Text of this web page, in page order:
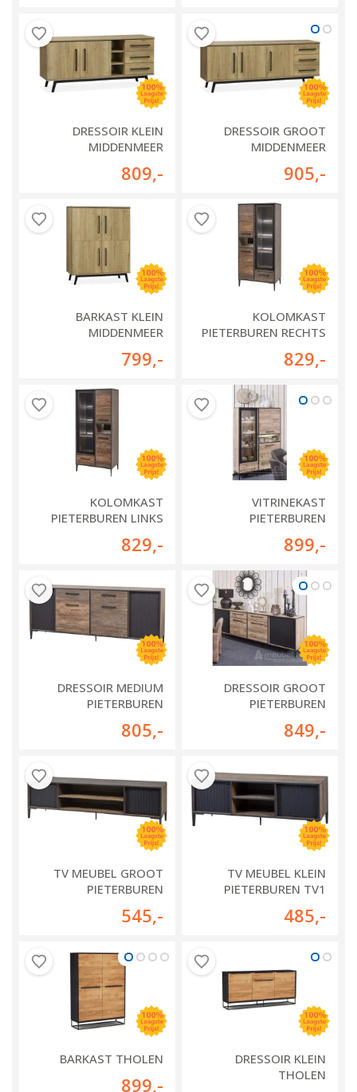
DRESSOIR KLEIN
MIDDENMEER
809,-
DRESSOIR GROOT
MIDDENMEER
905,-
BARKAST KLEIN
MIDDENMEER
799,-
KOLOMKAST
PIETERBUREN RECHTS
829,-
KOLOMKAST
PIETERBUREN LINKS
829,-
VITRINEKAST
PIETERBUREN
899,-
DRESSOIR MEDIUM
PIETERBUREN
805,-
DRESSOIR GROOT
PIETERBUREN
849,-
TV MEUBEL GROOT
PIETERBUREN
545,-
TV MEUBEL KLEIN
PIETERBUREN TV1
485,-
BARKAST THOLEN
899,-
DRESSOIR KLEIN
THOLEN